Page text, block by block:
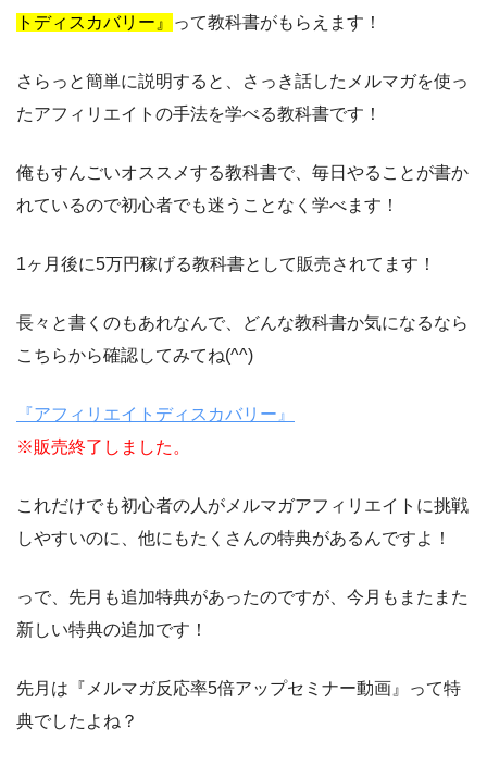
トディスカバリー』
って教科書がもらえます！
さらっと簡単に説明すると、さっき話したメルマガを使っ
たアフィリエイトの手法を学べる教科書です！
俺もすんごいオススメする教科書で、毎日やることが書か
れているので初心者でも迷うことなく学べます！
1ヶ月後に5万円稼げる教科書として販売されてます！
長々と書くのもあれなんで、どんな教科書か気になるなら
こちらから確認してみてね(^^)
『アフィリエイトディスカバリー』
※販売終了しました。
これだけでも初心者の人がメルマガアフィリエイトに挑戦
しやすいのに、他にもたくさんの特典があるんですよ！
っで、先月も追加特典があったのですが、今月もまたまた
新しい特典の追加です！
先月は『メルマガ反応率5倍アップセミナー動画』って特
典でしたよね？